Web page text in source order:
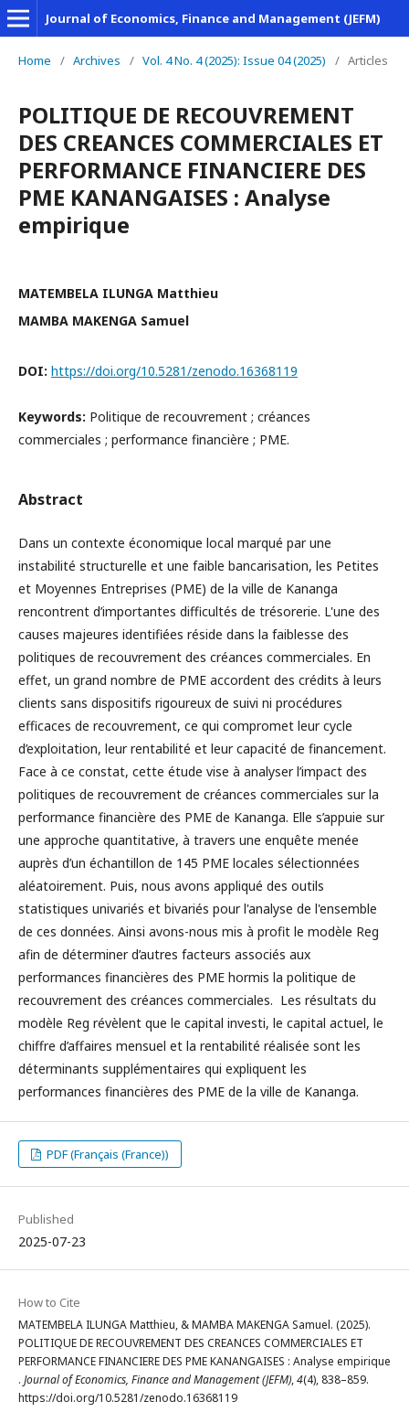
Journal of Economics, Finance and Management (JEFM)
Home / Archives / Vol. 4 No. 4 (2025): Issue 04 (2025) / Articles
POLITIQUE DE RECOUVREMENT
DES CREANCES COMMERCIALES ET
PERFORMANCE FINANCIERE DES
PME KANANGAISES : Analyse
empirique
MATEMBELA ILUNGA Matthieu
MAMBA MAKENGA Samuel
DOI: https://doi.org/10.5281/zenodo.16368119
Keywords: Politique de recouvrement ; créances
commerciales ; performance financière ; PME.
Abstract
Dans un contexte économique local marqué par une
instabilité structurelle et une faible bancarisation, les Petites
et Moyennes Entreprises (PME) de la ville de Kananga
rencontrent d’importantes difficultés de trésorerie. L'une des
causes majeures identifiées réside dans la faiblesse des
politiques de recouvrement des créances commerciales. En
effet, un grand nombre de PME accordent des crédits à leurs
clients sans dispositifs rigoureux de suivi ni procédures
efficaces de recouvrement, ce qui compromet leur cycle
d’exploitation, leur rentabilité et leur capacité de financement.
Face à ce constat, cette étude vise à analyser l’impact des
politiques de recouvrement de créances commerciales sur la
performance financière des PME de Kananga. Elle s’appuie sur
une approche quantitative, à travers une enquête menée
auprès d’un échantillon de 145 PME locales sélectionnées
aléatoirement. Puis, nous avons appliqué des outils
statistiques univariés et bivariés pour l'analyse de l'ensemble
de ces données. Ainsi avons-nous mis à profit le modèle Reg
afin de déterminer d’autres facteurs associés aux
performances financières des PME hormis la politique de
recouvrement des créances commerciales. Les résultats du
modèle Reg révèlent que le capital investi, le capital actuel, le
chiffre d’affaires mensuel et la rentabilité réalisée sont les
déterminants supplémentaires qui expliquent les
performances financières des PME de la ville de Kananga.
PDF (Français (France))
Published
2025-07-23
How to Cite
MATEMBELA ILUNGA Matthieu, & MAMBA MAKENGA Samuel. (2025).
POLITIQUE DE RECOUVREMENT DES CREANCES COMMERCIALES ET
PERFORMANCE FINANCIERE DES PME KANANGAISES : Analyse empirique
. Journal of Economics, Finance and Management (JEFM),4(4), 838–859.
https://doi.org/10.5281/zenodo.16368119